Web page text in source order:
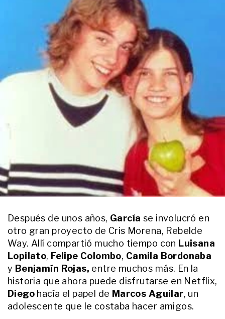
Después de unos años, García se involucró en
otro gran proyecto de Cris Morena, Rebelde
Way. Allí compartió mucho tiempo con Luisana
Lopilato, Felipe Colombo, Camila Bordonaba
y Benjamín Rojas, entre muchos más. En la
historia que ahora puede disfrutarse en Netflix,
Diego hacía el papel de Marcos Aguilar, un
adolescente que le costaba hacer amigos.
ENTRETENIMIENTO
"No desaparecí": habló Eduardo
Carrera tras ser eliminado de
Gran Hermano entre denuncias de
violencia y abandono de su hija
ENTRETENIMIENTO
El día que Beto Casella encontró a
un emblema del Mundial
Argentina 78: "Fueron varios días
buscándolo hasta dar con él"
ENTRETENIMIENTO
Gonzalo Heredia rompió el silencio
tras los fuertes rumores de
separación con Brenda Gandini
ENTRETENIMIENTO
A qué se dedicaba el hermano de
Nico Cabré que era poco conocido
ENTRETENIMIENTO
Dante Ortega, el hijo de
Guillermina Valdés, reveló cómo
quedó su vínculo con Marcelo
Tinelli
ENTRETENIMIENTO
Qué fue lo último que contó
Nicolás Cabré sobre su hermano,
quien falleció a los 47 años